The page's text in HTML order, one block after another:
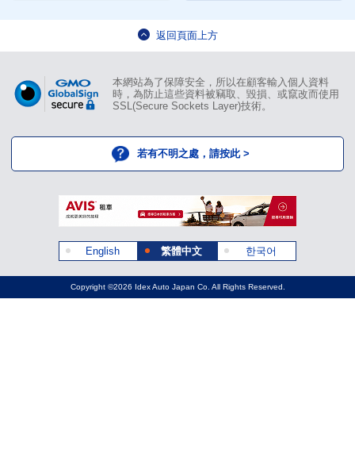
返回頁面上方
本網站為了保障安全，所以在顧客輸入個人資料
時，為防止這些資料被竊取、毀損、或竄改而使用
SSL(Secure Sockets Layer)技術。
若有不明之處，請按此 >
English 繁體中文 한국어
Copyright ©2026 Idex Auto Japan Co. All Rights Reserved.